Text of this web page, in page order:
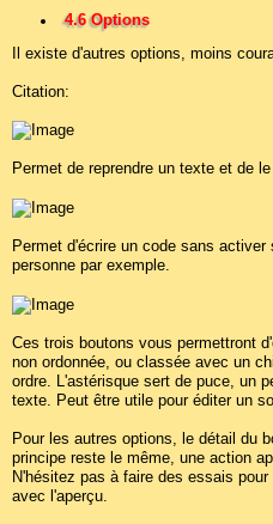
4.6 Options
Il existe d'autres options, moins
Citation:
Permet de reprendre un texte et de
Permet d'écrire un code sans
personne par exemple.
Ces trois boutons vous permettront
non ordonnée, ou classée avec un
ordre. L'astérisque sert de puce, un
texte. Peut être utile pour éditer un
Pour les autres options, le détail du
principe reste le même, une action
N'hésitez pas à faire des essais
avec l'aperçu.